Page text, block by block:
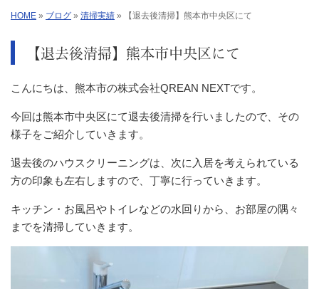
HOME » ブログ » 清掃実績 » 【退去後清掃】熊本市中央区にて
【退去後清掃】熊本市中央区にて
こんにちは、熊本市の株式会社QREAN NEXTです。
今回は熊本市中央区にて退去後清掃を行いましたので、その
様子をご紹介していきます。
退去後のハウスクリーニングは、次に入居を考えられている
方の印象も左右しますので、丁寧に行っていきます。
キッチン・お風呂やトイレなどの水回りから、お部屋の隅々
までを清掃していきます。